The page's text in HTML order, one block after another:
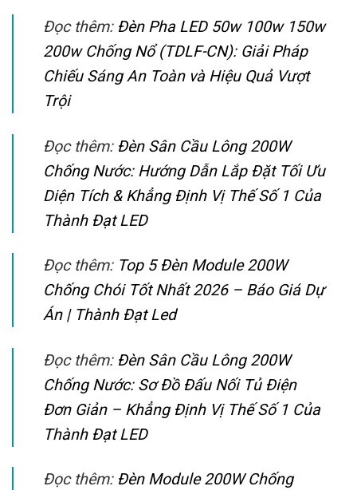
Đọc thêm: Đèn Pha LED 50w 100w 150w
200w Chống Nổ (TDLF-CN): Giải Pháp
Chiếu Sáng An Toàn và Hiệu Quả Vượt
Trội
Đọc thêm: Đèn Sân Cầu Lông 200W
Chống Nước: Hướng Dẫn Lắp Đặt Tối Ưu
Diện Tích & Khẳng Định Vị Thế Số 1 Của
Thành Đạt LED
Đọc thêm: Top 5 Đèn Module 200W
Chống Chói Tốt Nhất 2026 – Báo Giá Dự
Án | Thành Đạt Led
Đọc thêm: Đèn Sân Cầu Lông 200W
Chống Nước: Sơ Đồ Đấu Nối Tủ Điện
Đơn Giản – Khẳng Định Vị Thế Số 1 Của
Thành Đạt LED
Đọc thêm: Đèn Module 200W Chống